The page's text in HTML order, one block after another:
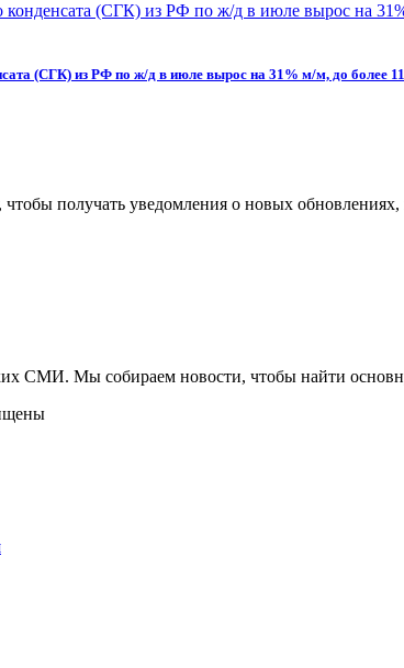
(СГК) из РФ по ж/д в июле вырос на 31% м/м, до более
получать уведомления о новых
СМИ. Мы собираем новости, чтобы найти